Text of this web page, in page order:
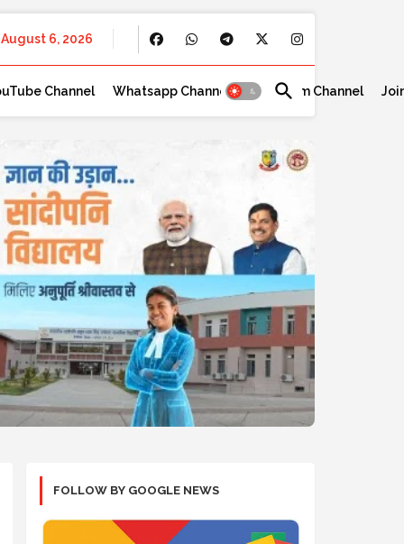
August 6, 2026
Channel Whatsapp Channel Telegram Channel
FOLLOW BY GOOGLE NEWS